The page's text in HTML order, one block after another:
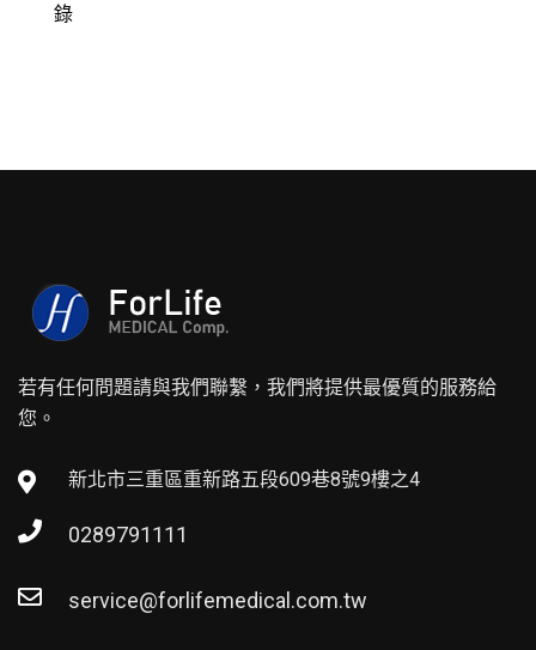
錄
若有任何問題請與我們聯繫，我們將提供最優質的服務給
您。
新北市三重區重新路五段609巷8號9樓之4
0289791111
service@forlifemedical.com.tw